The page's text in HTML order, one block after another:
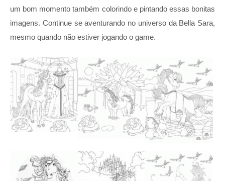
um bom momento também colorindo e pintando essas bonitas
imagens. Continue se aventurando no universo da Bella Sara,
mesmo quando não estiver jogando o game.